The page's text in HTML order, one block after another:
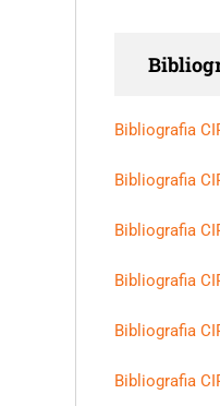
Bibliografia
Bibliografia
Bibliografia
Bibliografia
Bibliografia
Bibliografia